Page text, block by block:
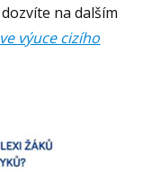
na dalším
výuce cizího